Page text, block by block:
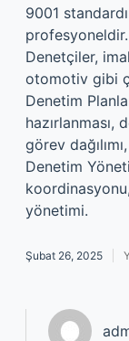
9001
Denetçiler,
otomotiv gibi
Denetim
hazırlanması,
görev
Denetim
koordinasyonu,
yönetimi.
Şubat 26, 2025